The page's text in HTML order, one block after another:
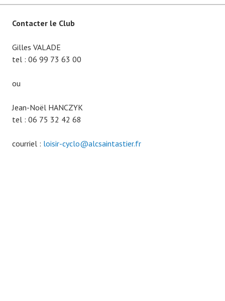
Contacter le Club
Gilles VALADE
tel : 06 99 73 63 00
ou
Jean-Noël HANCZYK
tel : 06 75 32 42 68
courriel : loisir-cyclo@alcsaintastier.fr